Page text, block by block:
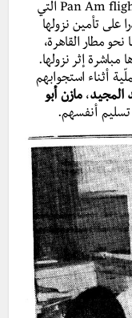
طائرة أخرى لم تصل الأردن هي طائرة Pan Am flight 93 التي
على تأمين نزولها
مطار القاهرة،
إثر نزولها.
أثناء استجوابهم
المجيد،مازن أبو
تسليم أنفسهم.